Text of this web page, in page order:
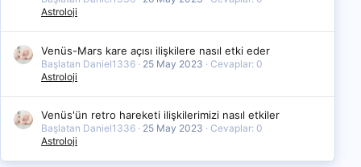
Astroloji
Venüs-Mars kare açısı ilişkilere nasıl etki eder
Başlatan Daniel1336 25 May 2023
Cevaplar: 0
Astroloji
Venüs'ün retro hareketi ilişkilerimizi nasıl etkiler
Başlatan Daniel1336 25 May 2023
Cevaplar: 0
Astroloji